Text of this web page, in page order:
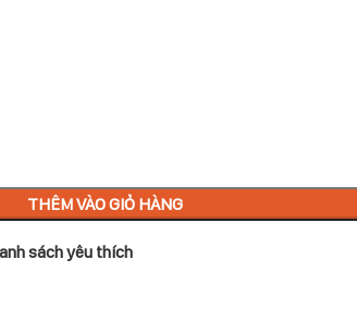
THÊM VÀO GIỎ HÀNG
sách yêu thích